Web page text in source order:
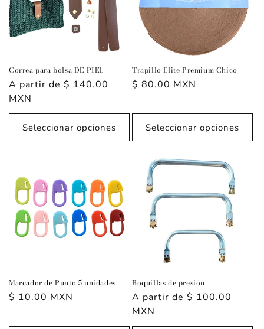
Correa para bolsa DE PIEL
Precio
habitual
A partir de $ 140.00
MXN
Seleccionar opciones
Trapillo Elite Premium Chico
Precio
$ 80.00 MXN
Seleccionar opciones
Marcador de Punto 5 unidades
Precio
$ 10.00 MXN
Boquillas de presión
Precio
habitual
A partir de $ 100.00
MXN